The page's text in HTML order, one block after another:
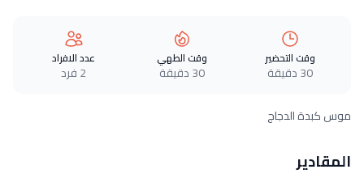
وقت التحضير
30 دقيقة
وقت الطهي
30 دقيقة
عدد الافراد
2 فرد
موس كبدة الدجاج
المقادير